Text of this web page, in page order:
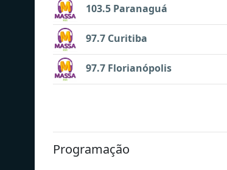
103.5 Paranaguá
97.7 Curitiba
97.7 Florianópolis
Programação